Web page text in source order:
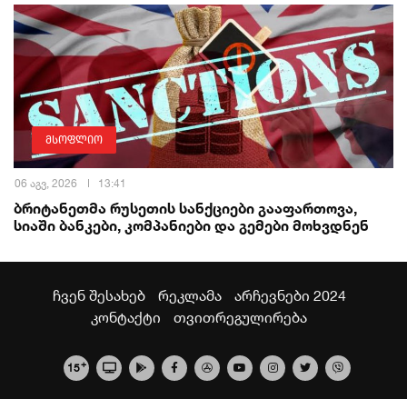
მსოფლიო
06 აგვ, 2026 13:41
ბრიტანეთმა რუსეთის სანქციები გააფართოვა,
სიაში ბანკები, კომპანიები და გემები მოხვდნენ
ჩვენ შესახებ რეკლამა
არჩევნები 2024
კონტაქტი
თვითრეგულირება
15+